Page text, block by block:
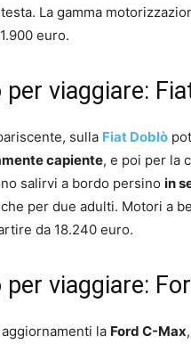
La gamma
euro.
viaggiare:
sulla Fiat Doblò
capiente, e poi per la
salirvi a bordo persino in
per due adulti. Motori a
da 18.240 euro.
viaggiare:
la Ford C-Max